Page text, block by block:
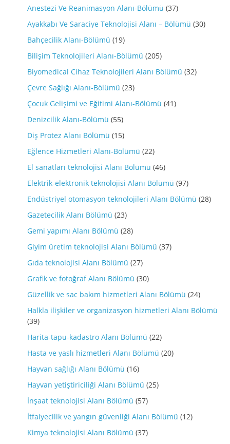
Anestezi Ve Reanimasyon Alanı-Bölümü (37)
Ayakkabı Ve Saraciye Teknolojisi Alanı – Bölümü (30)
Bahçecilik Alanı-Bölümü (19)
Bilişim Teknolojileri Alanı-Bölümü (205)
Biyomedical Cihaz Teknolojileri Alanı Bölümü (32)
Çevre Sağlığı Alanı-Bölümü (23)
Çocuk Gelişimi ve Eğitimi Alanı-Bölümü (41)
Denizcilik Alanı-Bölümü (55)
Diş Protez Alanı Bölümü (15)
Eğlence Hizmetleri Alanı-Bölümü (22)
El sanatları teknolojisi Alanı Bölümü (46)
Elektrik-elektronik teknolojisi Alanı Bölümü (97)
Endüstriyel otomasyon teknolojileri Alanı Bölümü (28)
Gazetecilik Alanı Bölümü (23)
Gemi yapımı Alanı Bölümü (28)
Giyim üretim teknolojisi Alanı Bölümü (37)
Gıda teknolojisi Alanı Bölümü (27)
Grafik ve fotoğraf Alanı Bölümü (30)
Güzellik ve sac bakım hizmetleri Alanı Bölümü (24)
Halkla ilişkiler ve organizasyon hizmetleri Alanı Bölümü
(39)
Harita-tapu-kadastro Alanı Bölümü (22)
Hasta ve yaslı hizmetleri Alanı Bölümü (20)
Hayvan sağlığı Alanı Bölümü (16)
Hayvan yetiştiriciliği Alanı Bölümü (25)
İnşaat teknolojisi Alanı Bölümü (57)
İtfaiyecilik ve yangın güvenliği Alanı Bölümü (12)
Kimya teknolojisi Alanı Bölümü (37)